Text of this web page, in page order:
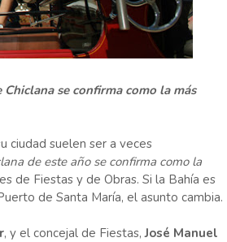
Chiclana se confirma como la más
ciudad suelen ser a veces
de este año se confirma como la
de Fiestas y de Obras. Si la Bahía es
de Santa María, el asunto cambia.
, y el concejal de Fiestas,José Manuel